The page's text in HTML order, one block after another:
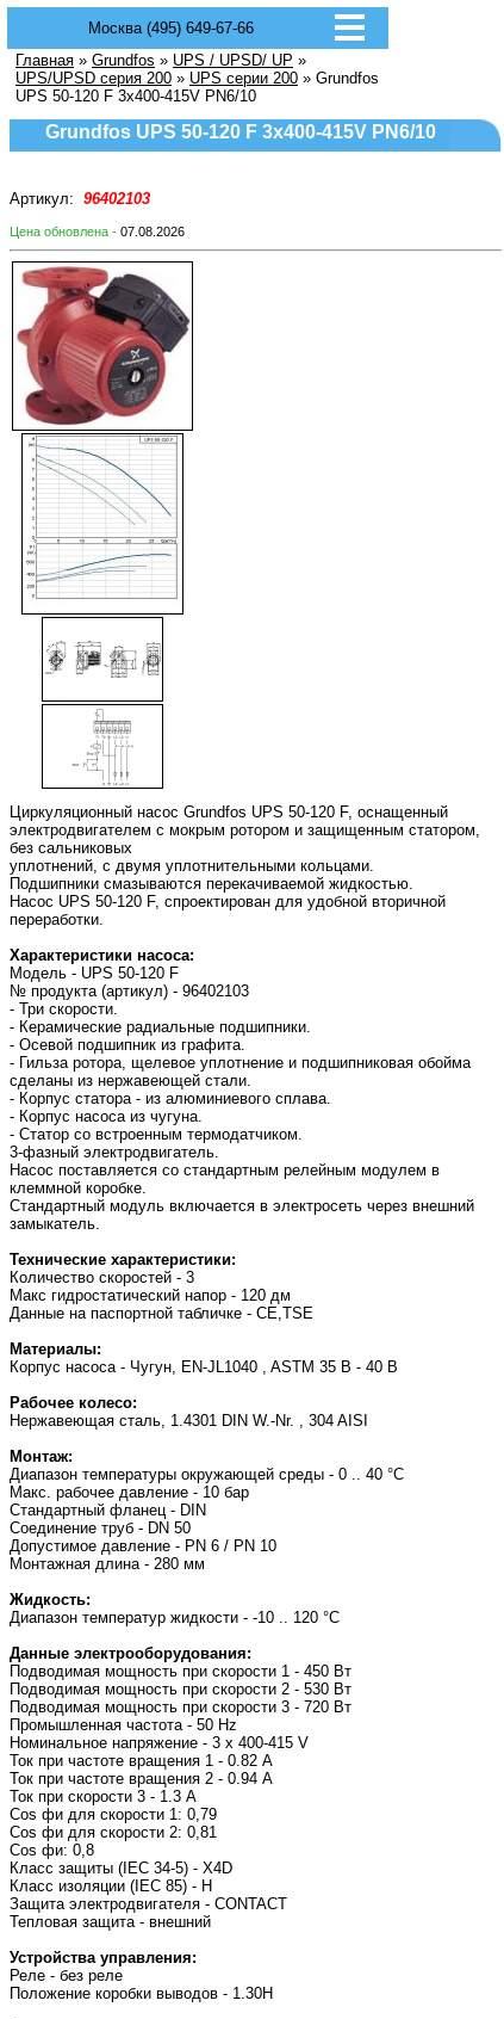
Москва (495) 649-67-66
Главная » Grundfos » UPS / UPSD/ UP »
UPS/UPSD серия 200 » UPS серии 200 » Grundfos
UPS 50-120 F 3x400-415V PN6/10
Grundfos UPS 50-120 F 3x400-415V PN6/10
Артикул: 96402103
Цена обновлена - 07.08.2026
Циркуляционный насос Grundfos UPS 50-120 F, оснащенный
электродвигателем с мокрым ротором и защищенным статором,
без сальниковых
уплотнений, с двумя уплотнительными кольцами.
Подшипники смазываются перекачиваемой жидкостью.
Насос UPS 50-120 F, спроектирован для удобной вторичной
переработки.
Характеристики насоса:
Модель - UPS 50-120 F
№ продукта (артикул) - 96402103
- Три скорости.
- Керамические радиальные подшипники.
- Осевой подшипник из графита.
- Гильза ротора, щелевое уплотнение и подшипниковая обойма
сделаны из нержавеющей стали.
- Корпус статора - из алюминиевого сплава.
- Корпус насоса из чугуна.
- Статор со встроенным термодатчиком.
3-фазный электродвигатель.
Насос поставляется со стандартным релейным модулем в
клеммной коробке.
Стандартный модуль включается в электросеть через внешний
замыкатель.
Технические характеристики:
Количество скоростей - 3
Макс гидростатический напор - 120 дм
Данные на паспортной табличке - CE,TSE
Материалы:
Корпус насоса - Чугун, EN-JL1040 , ASTM 35 B - 40 B
Рабочее колесо:
Нержавеющая сталь, 1.4301 DIN W.-Nr. , 304 AISI
Монтаж:
Диапазон температуры окружающей среды - 0 .. 40 °C
Макс. рабочее давление - 10 бар
Стандартный фланец - DIN
Соединение труб - DN 50
Допустимое давление - PN 6 / PN 10
Монтажная длина - 280 мм
Жидкость:
Диапазон температур жидкости - -10 .. 120 °C
Данные электрооборудования:
Подводимая мощность при скорости 1 - 450 Вт
Подводимая мощность при скорости 2 - 530 Вт
Подводимая мощность при скорости 3 - 720 Вт
Промышленная частота - 50 Hz
Номинальное напряжение - 3 x 400-415 V
Ток при частоте вращения 1 - 0.82 A
Ток при частоте вращения 2 - 0.94 A
Ток при скорости 3 - 1.3 A
Cos фи для скорости 1: 0,79
Cos фи для скорости 2: 0,81
Cos фи: 0,8
Класс защиты (IEC 34-5) - X4D
Класс изоляции (IEC 85) - H
Защита электродвигателя - CONTACT
Тепловая защита - внешний
Устройства управления:
Реле - без реле
Положение коробки выводов - 1.30H